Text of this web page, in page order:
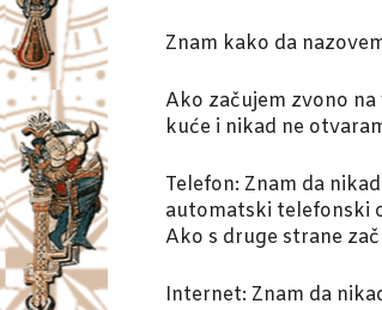
Znam kako da
Ako začujem zvono
kuće i nikad ne
Telefon: Znam da
automatski telefonski
Ako s druge strane
Internet: Znam da